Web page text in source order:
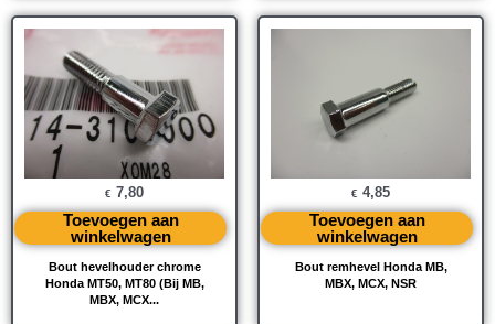
Bout hevelhouder chrome
Honda MT50, MT80 (Bij MB,
MBX, MCX...
€ 7,80
Toevoegen aan
winkelwagen
Bout remhevel Honda MB,
MBX, MCX, NSR
€ 4,85
Toevoegen aan
winkelwagen